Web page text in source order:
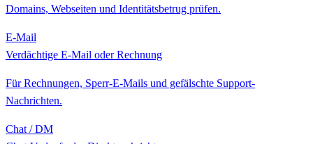
Domains, Webseiten und Identitätsbetrug prüfen.
E-Mail
Verdächtige E-Mail oder Rechnung
Für Rechnungen, Sperr-E-Mails und gefälschte Support-
Nachrichten.
Chat / DM